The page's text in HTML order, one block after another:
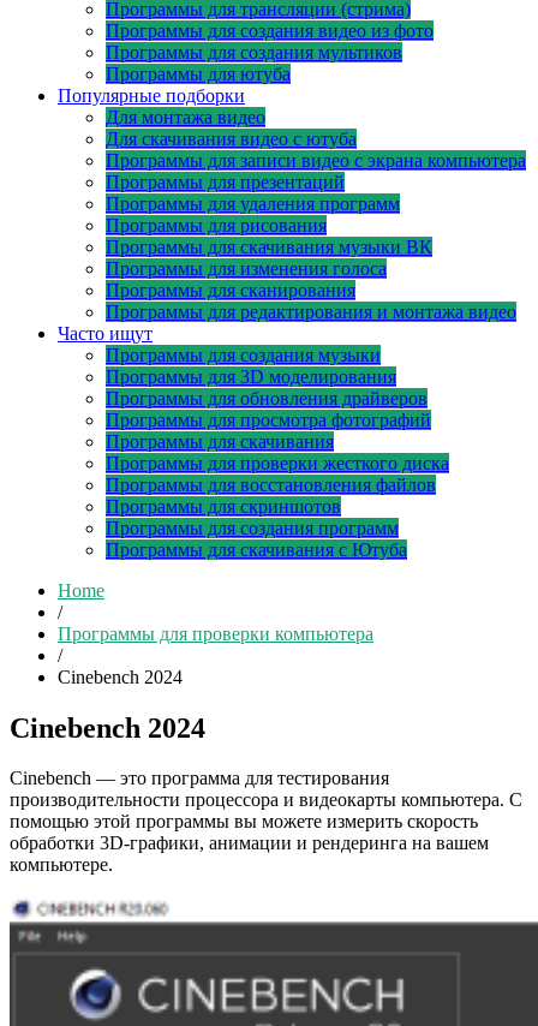
Программы для трансляции (стрима)
Программы для создания видео из фото
Программы для создания мультиков
Программы для ютуба
Популярные подборки
Для монтажа видео
Для скачивания видео с ютуба
Программы для записи видео с экрана компьютера
Программы для презентаций
Программы для удаления программ
Программы для рисования
Программы для скачивания музыки ВК
Программы для изменения голоса
Программы для сканирования
Программы для редактирования и монтажа видео
Часто ищут
Программы для создания музыки
Программы для 3D моделирования
Программы для обновления драйверов
Программы для просмотра фотографий
Программы для скачивания
Программы для проверки жесткого диска
Программы для восстановления файлов
Программы для скриншотов
Программы для создания программ
Программы для скачивания с Ютуба
Home
/
Программы для проверки компьютера
/
Cinebench 2024
Cinebench 2024
Cinebench — это программа для тестирования
производительности процессора и видеокарты компьютера. С
помощью этой программы вы можете измерить скорость
обработки 3D-графики, анимации и рендеринга на вашем
компьютере.